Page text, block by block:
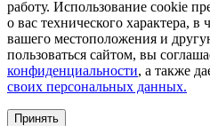
работу. Использование cookie
о вас технического характера, в
вашего местоположения и
пользоваться сайтом, вы
конфиденциальности, а также
своих персональных данных.
Принять